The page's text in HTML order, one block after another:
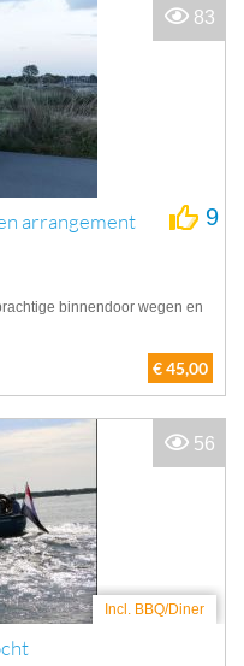
arrangement 9
binnendoor wegen en
€ 45,00
83
Incl. BBQ/Diner
56